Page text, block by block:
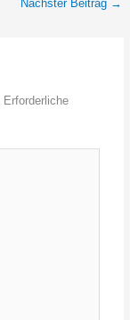
Nächster Beitrag →
Erforderliche